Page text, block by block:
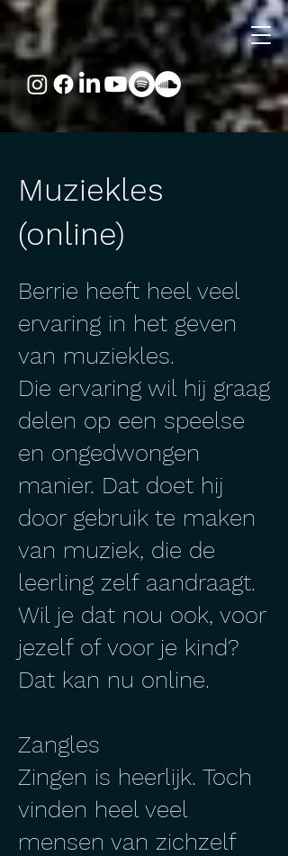
Muziekles
(online)
Berrie heeft heel veel
ervaring in het geven
van muziekles.
Die ervaring wil hij graag
delen op een speelse
en ongedwongen
manier. Dat doet hij
door gebruik te maken
van muziek, die de
leerling zelf aandraagt.
Wil je dat nou ook, voor
jezelf of voor je kind?
Dat kan nu online.
Zangles
Zingen is heerlijk. Toch
vinden heel veel
mensen van zichzelf